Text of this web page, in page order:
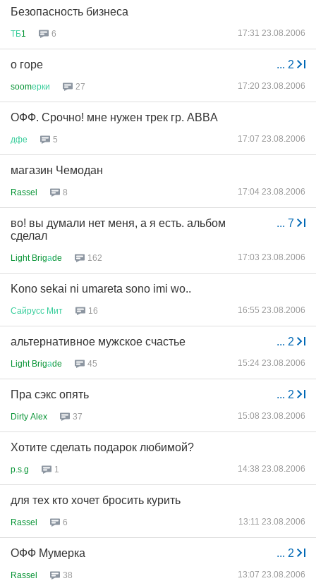
Безопасность бизнеса
ТБ1 6 17:31 23.08.2006
... 2
о горе
soomерки 27 17:20 23.08.2006
ОФФ. Срочно! мне нужен трек гр. ABBA
дфе 5 17:07 23.08.2006
магазин Чемодан
Rassel 8 17:04 23.08.2006
... 7
во! вы думали нет меня, а я есть. альбом
сделал
Light Brigаde 162 17:03 23.08.2006
Kono sekai ni umareta sono imi wo..
Сайрусс Мит 16 16:55 23.08.2006
... 2
альтернативное мужское счастье
Light Brigаde 45 15:24 23.08.2006
... 2
Пра сэкс опять
Dirty Alex 37 15:08 23.08.2006
Хотите сделать подарок любимой?
p.s.g 1 14:38 23.08.2006
для тех кто хочет бросить курить
Rassel 6 13:11 23.08.2006
... 2
ОФФ Мумерка
Rassel 38 13:07 23.08.2006